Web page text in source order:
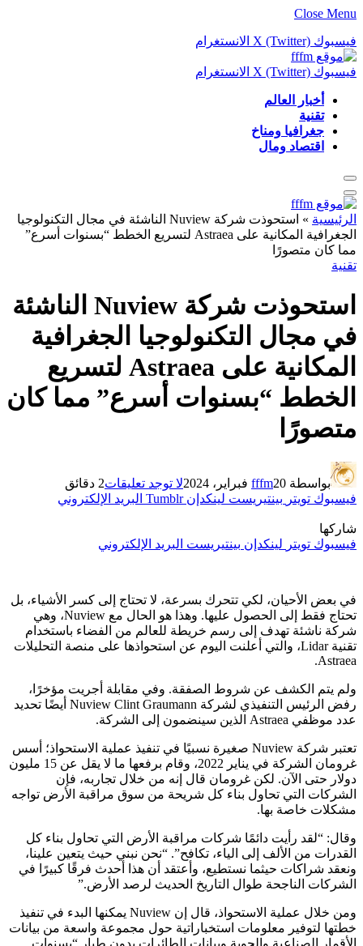
Close Menu
فيسبوك X (Twitter) الانستغرام
فيسبوك X (Twitter) الانستغرام
أخبار العالم
تقنية
جغرافيا ومناخ
اقتصاد ومال
الرئيسية»
استحوذت شركة Nuview الناشئة في مجال التكنولوجيا
الجغرافية المكانية على Astraea لتسريع الخطط “بسنوات أسرع”
مما كان متصورًا
تقنية
استحوذت شركة Nuview الناشئة
في مجال التكنولوجيا الجغرافية
المكانية على Astraea لتسريع
الخطط “بسنوات أسرع” مما كان
متصورًا
بواسطة fffm20 فبراير، 2024 لا توجد تعليقات2 دقائق
فيسبوك تويتر بينتيريست لينكدإن Tumblr البريد الإلكتروني
شاركها
فيسبوك تويتر لينكدإن بينتيريست البريد الإلكتروني
في بعض الأحيان، لكي تتحرك بسرعة، لا تحتاج إلى كسر الأشياء، بل
تحتاج فقط إلى الحصول عليها. وهذا هو الحال مع Nuview، وهي
شركة ناشئة تهدف إلى رسم خريطة للعالم من الفضاء باستخدام
تقنية Lidar، والتي أعلنت اليوم عن استحواذها على منصة التحليلات
Astraea.
ولم يتم الكشف عن شروط الصفقة. وفي مقابلة أجريت مؤخرًا،
رفض الرئيس التنفيذي لشركة Nuview Clint Graumann أيضًا تحديد
عدد موظفي Astraea الذين سينضمون إلى الشركة.
تعتبر شركة Nuview صغيرة نسبيًا في تنفيذ عملية الاستحواذ؛ أسس
غرومان الشركة في يناير 2022، وقام برفعها
ما لا يقل عن 15 مليون
دولار حتى الآن. لكن غرومان قال إنه من خلال تجاربه، فإن
الشركات التي تحاول بناء كل شريحة من سوق مراقبة الأرض تواجه
مشكلات خاصة بها.
وقال: “لقد رأيت دائمًا شركات مراقبة الأرض التي تحاول بناء كل
القدرات من الألف إلى الياء، تكافح”. “نحن نبني حيث يتعين علينا،
ونعقد شراكات حيثما نستطيع، وأعتقد أن هذا أحدث فرقًا كبيرًا في
الشركات الناجحة طوال التاريخ الحديث لرصد الأرض.”
ومن خلال عملية الاستحواذ، قال إن Nuview يمكنها البدء في تنفيذ
خطتها لتوفير معلومات استخباراتية حول مجموعة واسعة من بيانات
الأقمار الصناعية والجوية وبيانات الطائرات بدون طيار “بسنوات